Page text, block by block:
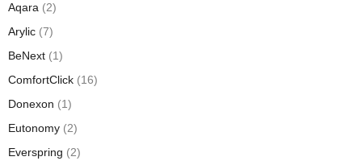
Aqara (2)
Arylic (7)
BeNext (1)
ComfortClick (16)
Donexon (1)
Eutonomy (2)
Everspring (2)